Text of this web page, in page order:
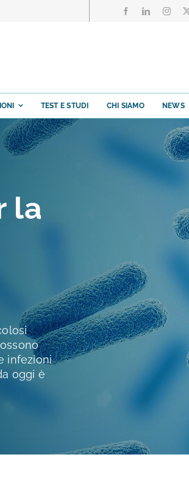
TEST E STUDI CHI SIAMO NEWS
la
infezioni
oggi è